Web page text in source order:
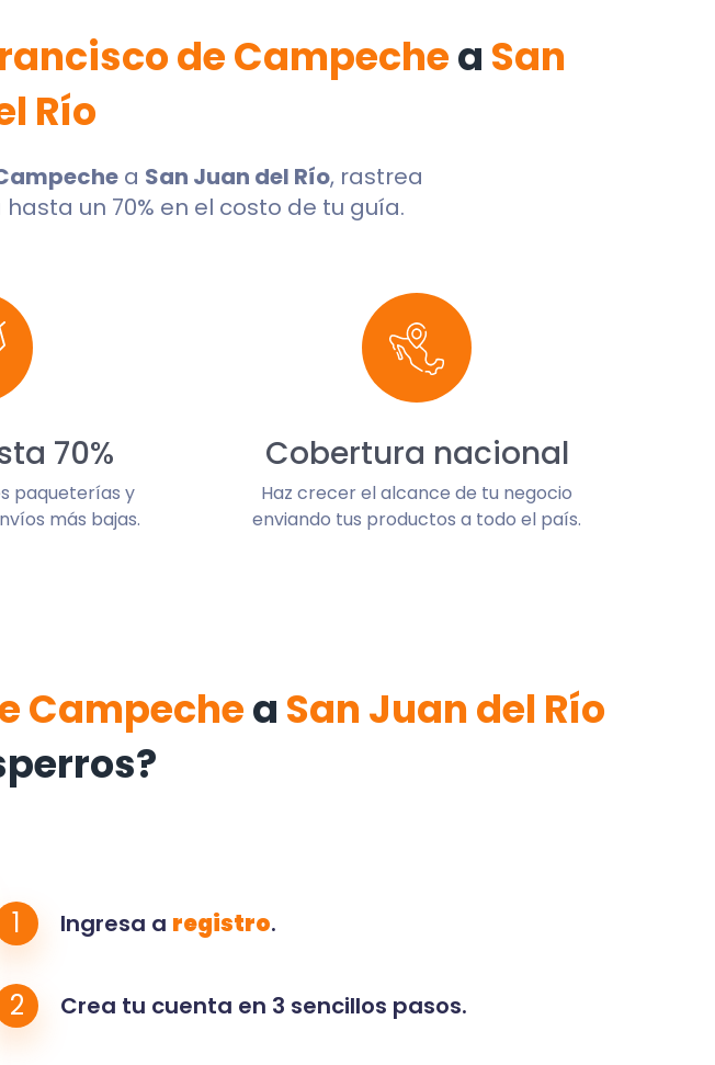
de Campechea San
Río
a San Juan del Río, rastrea
un 70% en el costo de tu guía.
70%
paqueterías y
más bajas.
Cobertura nacional
Haz crecer el alcance de tu negocio
enviando tus productos a todo el país.
Campechea San Juan del Río
1 Ingresa a registro.
2 Crea tu cuenta en 3 sencillos pasos.